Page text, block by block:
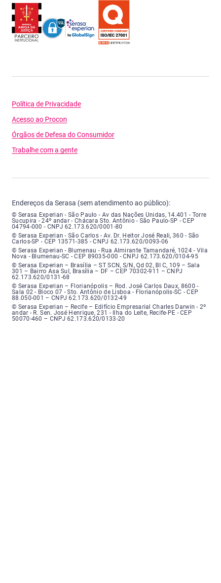
Política de Privacidade
Acesso ao Procon
Órgãos de Defesa do Consumidor
Trabalhe com a gente
Endereços da Serasa (sem atendimento ao público):
Serasa Experian - São Paulo - Endereço: Avenida das Nações Unidas,
© Serasa Experian - São Paulo - Av das Nações Unidas, 14.401 - Torre
Sucupira - 24º andar - Chácara Sto. Antônio - São Paulo-SP - CEP
04794-000 - CNPJ 62.173.620/0001-80
Serasa Experian - São Carlos - Endereço: Avenida Doutor Heitor José
© Serasa Experian - São Carlos - Av. Dr. Heitor José Reali, 360 - São
Carlos-SP - CEP 13571-385 - CNPJ 62.173.620/0093-06
Serasa Experian - Blumenau - Endereço: Rua Almirante Tamandaré,
© Serasa Experian - Blumenau - Rua Almirante Tamandaré, 1024 - Vila
Nova - Blumenau-SC - CEP 89035-000 - CNPJ 62.173.620/0104-95
Serasa Experian - Brasília, Endereço: Setor Comercial Norte, sem
© Serasa Experian – Brasília – ST SCN, S/N, Qd 02, Bl C, 109 – Sala
301 – Bairro Asa Sul, Brasília – DF – CEP 70302-911 – CNPJ
62.173.620/0131-68
Serasa Experian - Florianópolis, Endereço: Rodovia José Carlos, número
© Serasa Experian – Florianópolis – Rod. José Carlos Daux, 8600 -
Sala 02 - Bloco 07 - Sto. Antônio de Lisboa - Florianópolis-SC - CEP
88.050-001 – CNPJ 62.173.620/0132-49
Serasa Experian - Recife, Endereço: Edifício Empresarial Charles Darwin,
© Serasa Experian – Recife – Edifício Empresarial Charles Darwin - 2º
andar - R. Sen. José Henrique, 231 - Ilha do Leite, Recife-PE - CEP
50070-460 – CNPJ 62.173.620/0133-20